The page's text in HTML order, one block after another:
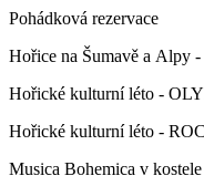
Pohádková rezervace
Hořice na Šumavě a Alpy
Hořické kulturní léto -
Hořické kulturní léto -
Musica Bohemica v